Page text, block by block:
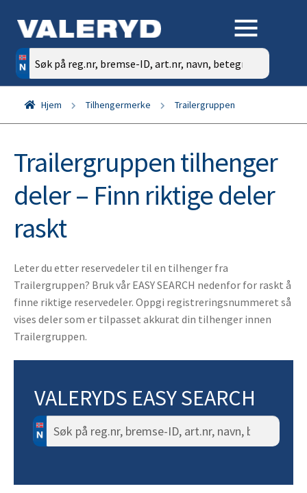
Søk
etter:
Hjem Tilhengermerke Trailergruppen
Trailergruppen tilhenger
deler – Finn riktige deler
raskt
Leter du etter reservedeler til en tilhenger fra
Trailergruppen? Bruk vår EASY SEARCH nedenfor for raskt å
finne riktige reservedeler. Oppgi registreringsnummeret så
vises deler som er tilpasset akkurat din tilhenger innen
Trailergruppen.
VALERYDS EASY SEARCH
Søk
etter: